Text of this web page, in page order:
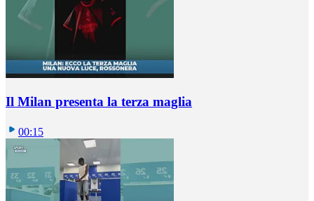
Il Milan presenta la terza maglia
00:15